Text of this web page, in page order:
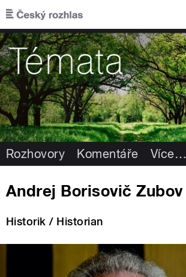
Přejít k hlavnímu obsahu
Rozhovory Komentáře Více…
Andrej Borisovič Zubov
Historik / Historian